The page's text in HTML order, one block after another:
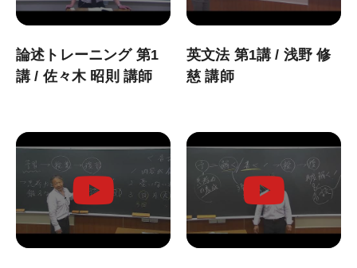
各種申込
WEB申込
WEB申込後のお支払方法
決済状況の確認
教材発送／
視聴開始スケジュール
申込・受講（サポート）期限
論述トレーニング 第1
講 / 佐々木 昭則 講師
英文法 第1講 / 浅野 修
慈 講師